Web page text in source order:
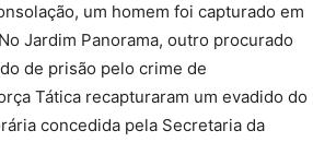
um homem foi capturado em
Jardim Panorama, outro procurado
de prisão pelo crime de
Tática recapturaram um evadido do
concedida pela Secretaria da